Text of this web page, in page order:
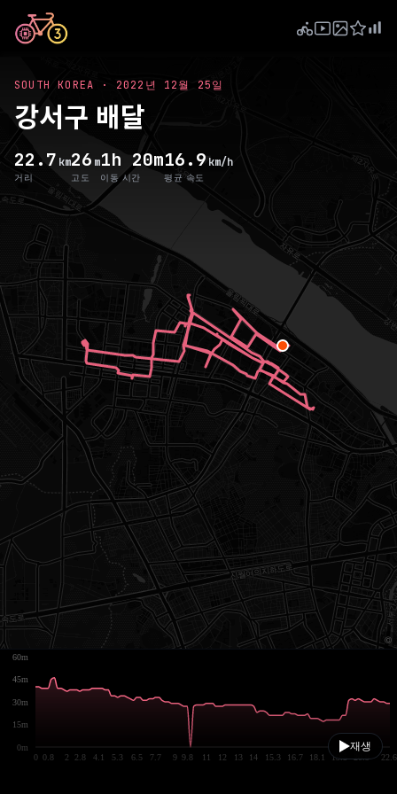
SOUTH KOREA · 2022년 12월 25일
강서구 배달
22.7 km
거리
26 m
고도
1h 20m
이동 시간
16.9 km/h
평균 속도
재생
0 0.8 2 2.8 4.1 5.3 6.5 7.7 9 9.8 11 12 13 14 15.3 16.7 18.1 19.5 20.9 22.6
0m
15m
30m
45m
60m